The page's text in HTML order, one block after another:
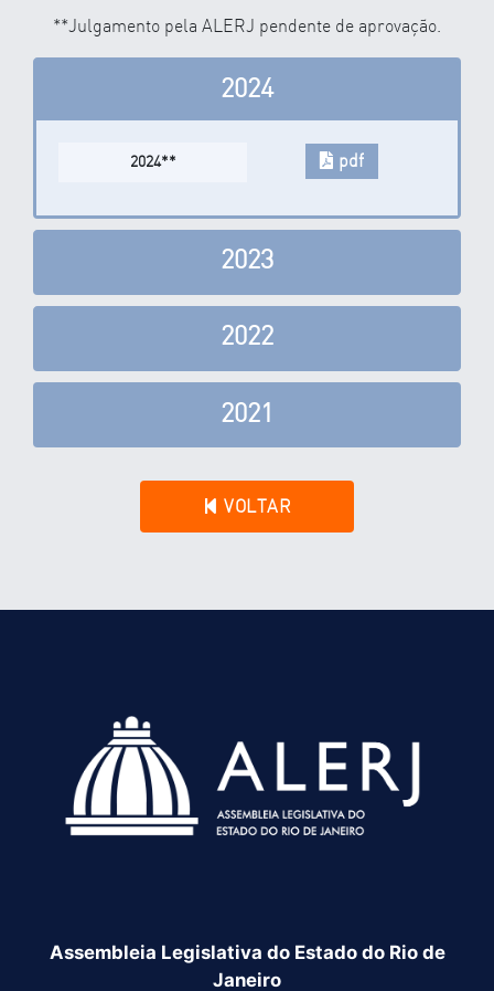
**Julgamento pela ALERJ pendente de aprovação.
2024
2024** pdf
2023
2022
2021
VOLTAR
Assembleia Legislativa do Estado do Rio de
Janeiro